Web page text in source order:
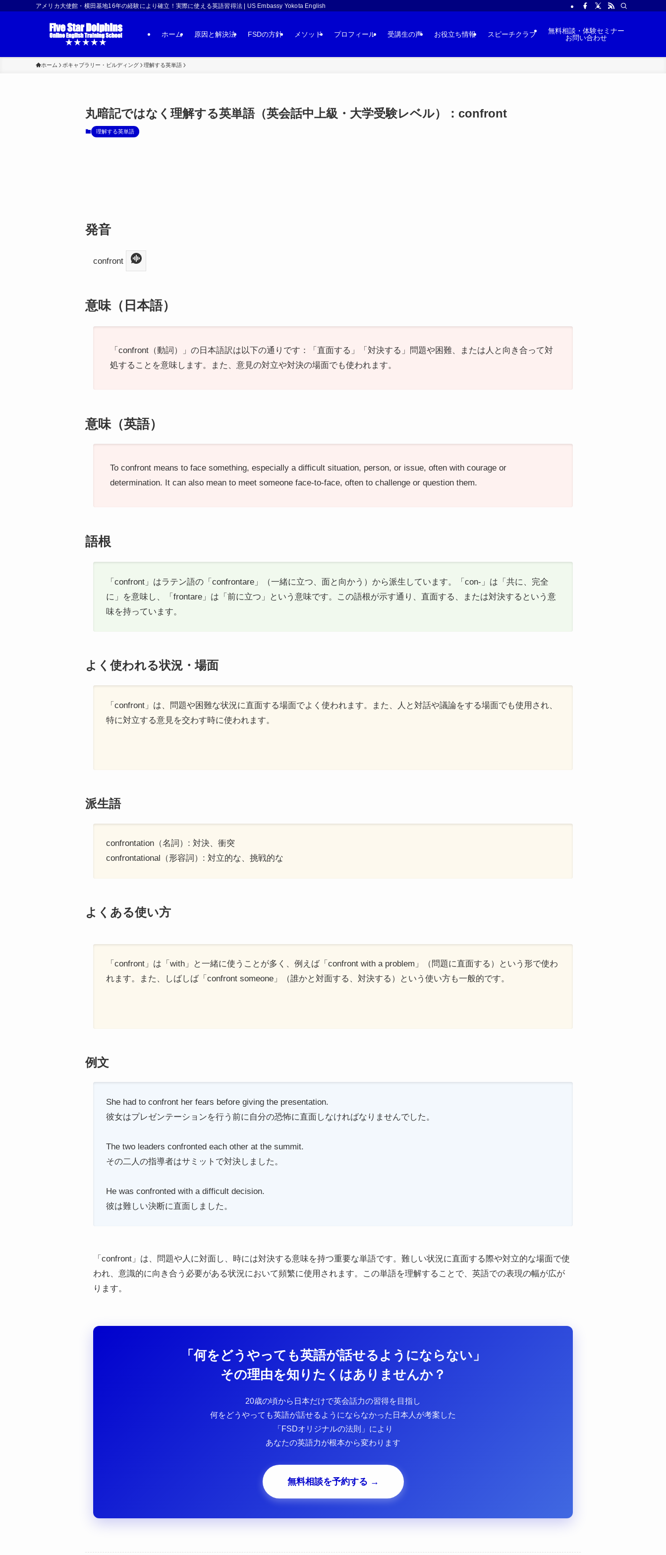
アメリカ大使館・横田基地16年の経験により確立！実際に使える英語習得法 | US Embassy Yokota English
ホーム 原因と解決法 FSDの方針 メソッド プロフィール 受講生の声 お役立ち情報 スピーチクラブ
無料相談・体験セミナー
お問い合わせ
ホーム ボキャブラリー・ビルディング 理解する英単語
丸暗記ではなく理解する英単語（英会話中上級・大学受験レベル）：confront
理解する英単語
発音
confront
意味（日本語）
「confront（動詞）」の日本語訳は以下の通りです：「直面する」「対決する」問題や困難、または人と向き合って対
処することを意味します。また、意見の対立や対決の場面でも使われます。
意味（英語）
To confront means to face something, especially a difficult situation, person, or issue, often with courage or
determination. It can also mean to meet someone face-to-face, often to challenge or question them.
語根
「confront」はラテン語の「confrontare」（一緒に立つ、面と向かう）から派生しています。「con-」は「共に、完全
に」を意味し、「frontare」は「前に立つ」という意味です。この語根が示す通り、直面する、または対決するという意
味を持っています。
よく使われる状況・場面
「confront」は、問題や困難な状況に直面する場面でよく使われます。また、人と対話や議論をする場面でも使用され、
特に対立する意見を交わす時に使われます。
派生語
confrontation（名詞）: 対決、衝突
confrontational（形容詞）: 対立的な、挑戦的な
よくある使い方
「confront」は「with」と一緒に使うことが多く、例えば「confront with a problem」（問題に直面する）という形で使わ
れます。また、しばしば「confront someone」（誰かと対面する、対決する）という使い方も一般的です。
例文
She had to confront her fears before giving the presentation.
彼女はプレゼンテーションを行う前に自分の恐怖に直面しなければなりませんでした。
The two leaders confronted each other at the summit.
その二人の指導者はサミットで対決しました。
He was confronted with a difficult decision.
彼は難しい決断に直面しました。
「confront」は、問題や人に対面し、時には対決する意味を持つ重要な単語です。難しい状況に直面する際や対立的な場面で使
われ、意識的に向き合う必要がある状況において頻繁に使用されます。この単語を理解することで、英語での表現の幅が広が
ります。
「何をどうやっても英語が話せるようにならない」
その理由を知りたくはありませんか？
20歳の頃から日本だけで英会話力の習得を目指し
何をどうやっても英語が話せるようにならなかった日本人が考案した
「FSDオリジナルの法則」により
あなたの英語力が根本から変わります
無料相談を予約する →